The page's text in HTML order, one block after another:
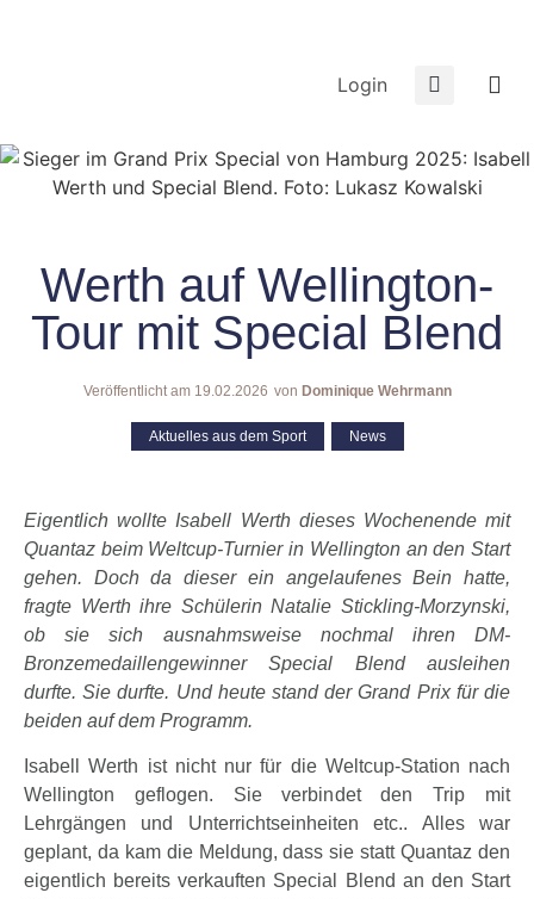
Login
Werth auf Wellington-
Tour mit Special Blend
Veröffentlicht am 19.02.2026 von Dominique Wehrmann
Aktuelles aus dem Sport News
Eigentlich wollte Isabell Werth dieses Wochenende mit
Quantaz beim Weltcup-Turnier in Wellington an den Start
gehen. Doch da dieser ein angelaufenes Bein hatte,
fragte Werth ihre Schülerin Natalie Stickling-Morzynski,
ob sie sich ausnahmsweise nochmal ihren DM-
Bronzemedaillengewinner Special Blend ausleihen
durfte. Sie durfte. Und heute stand der Grand Prix für die
beiden auf dem Programm.
Isabell Werth ist nicht nur für die Weltcup-Station nach
Wellington geflogen. Sie verbindet den Trip mit
Lehrgängen und Unterrichtseinheiten etc.. Alles war
geplant, da kam die Meldung, dass sie statt Quantaz den
eigentlich bereits verkauften Special Blend an den Start